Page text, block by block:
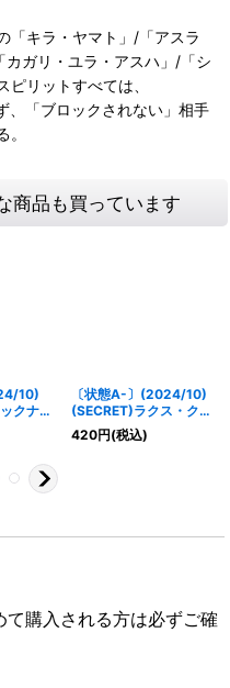
「キラ・ヤマト」/「アスラ
ガリ・ユラ・アスハ」/「シ
リットすべては、
、「ブロックされない」相手
商品も買っています
10)
クナイ
【X-
〔状態A-〕(2024/10)
(SECRET)ラクス・クラ
イン[C.E.75]【M-
SEC】{CBX01-012}
420円(税込)
て購入される方は必ずご確